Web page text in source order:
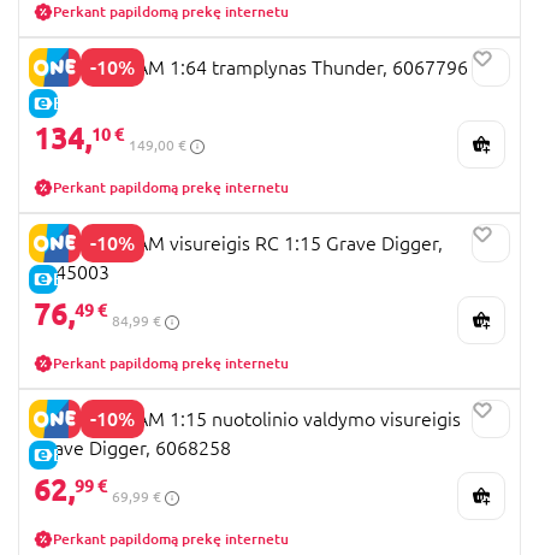
Perkant papildomą prekę internetu
-10%
E-KAINA
MONSTER JAM 1:64 tramplynas Thunder, 6067796
134,10 €
149,00 €
Perkant papildomą prekę internetu
-10%
E-KAINA
MONSTER JAM visureigis RC 1:15 Grave Digger,
6045003
76,49 €
84,99 €
Perkant papildomą prekę internetu
-10%
E-KAINA
MONSTER JAM 1:15 nuotolinio valdymo visureigis
Grave Digger, 6068258
62,99 €
69,99 €
Perkant papildomą prekę internetu